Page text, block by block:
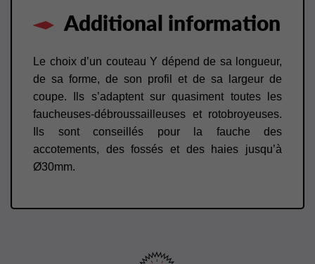
Additional information
Le choix d’un couteau Y dépend de sa longueur,
de sa forme, de son profil et de sa largeur de
coupe. Ils s’adaptent sur quasiment toutes les
faucheuses-débroussailleuses et rotobroyeuses.
Ils sont conseillés pour la fauche des
accotements, des fossés et des haies jusqu’à
Ø30mm.